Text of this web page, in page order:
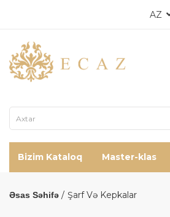
AZ
Bizim Kataloq Master-klas
Əsas Səhifə Şarf Və Kepkalar